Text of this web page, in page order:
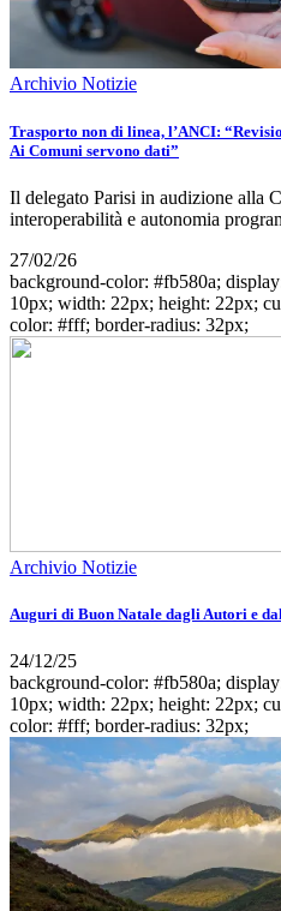
Archivio Notizie
Trasporto non di linea, l’ANCI:
Ai Comuni servono dati”
Il delegato Parisi in audizione alla
interoperabilità e autonomia
27/02/26
background-color: #fb580a;
10px; width: 22px; height: 22px;
color: #fff; border-radius: 32px;
Archivio Notizie
Auguri di Buon Natale dagli Autori e
24/12/25
background-color: #fb580a;
10px; width: 22px; height: 22px;
color: #fff; border-radius: 32px;